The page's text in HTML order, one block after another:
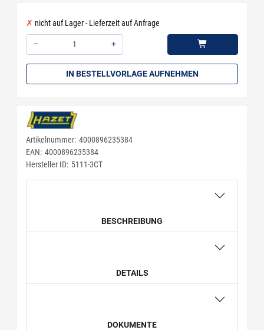
nicht auf Lager - Lieferzeit auf Anfrage
–
+
IN BESTELLVORLAGE AUFNEHMEN
Artikelnummer: 4000896235384
EAN: 4000896235384
Hersteller ID: 5111-3CT
BESCHREIBUNG
DETAILS
DOKUMENTE